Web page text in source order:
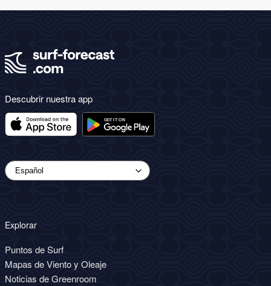
Descubrir nuestra app
Explorar
Puntos de Surf
Mapas de Viento y Oleaje
Noticias de Greenroom